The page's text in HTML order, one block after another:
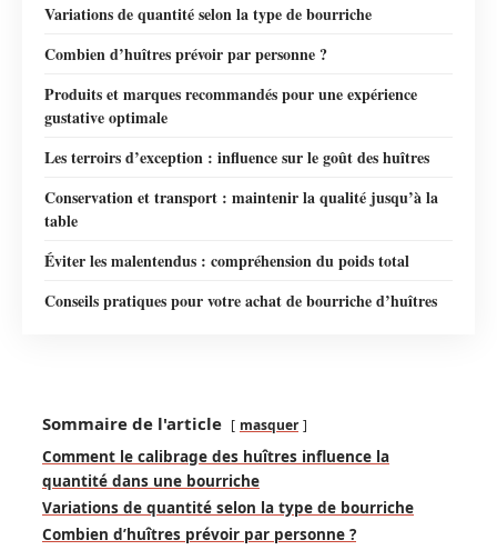
Variations de quantité selon la type de bourriche
Combien d’huîtres prévoir par personne ?
Produits et marques recommandés pour une expérience
gustative optimale
Les terroirs d’exception : influence sur le goût des huîtres
Conservation et transport : maintenir la qualité jusqu’à la
table
Éviter les malentendus : compréhension du poids total
Conseils pratiques pour votre achat de bourriche d’huîtres
Sommaire de l'article masquer
Comment le calibrage des huîtres influence la
quantité dans une bourriche
Variations de quantité selon la type de bourriche
Combien d’huîtres prévoir par personne ?